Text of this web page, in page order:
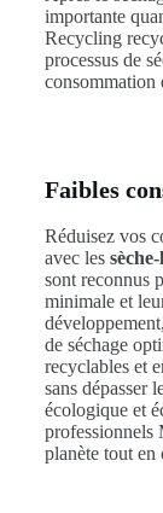
importante
Recycling
processus de
consommation
Faibles
Réduisez vos
avec les
sont reconnus
minimale et
de séchage
recyclables et
sans dépasser
écologique et
professionnels
planète tout en